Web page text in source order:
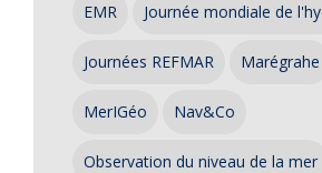
EMR Journée mondiale de
Journées REFMAR Marégrahe
MerIGéo Nav&Co
Observation du niveau de la mer